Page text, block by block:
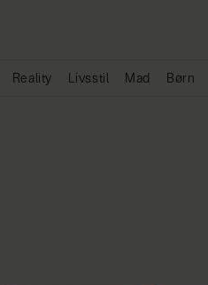
Reality Livsstil Mad Børn